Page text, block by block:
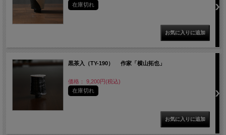
在庫切れ
黒茶入（TY-190） 作家「横山拓也」
価格： 9,200円(税込)
在庫切れ